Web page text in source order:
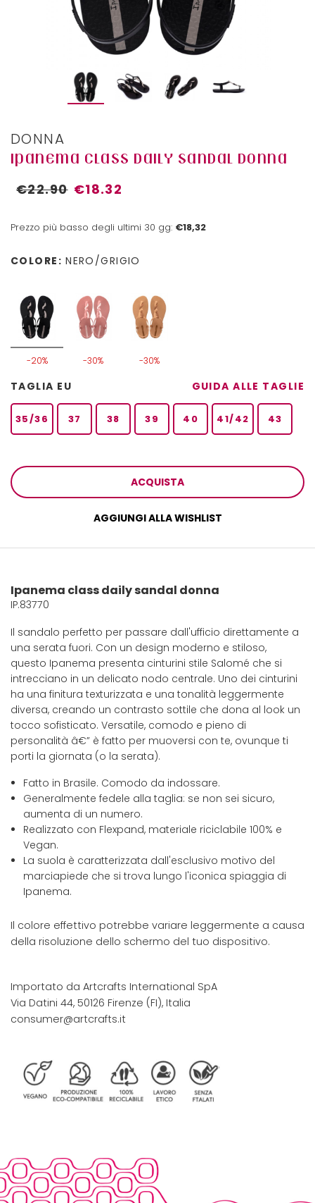
DONNA
IPANEMA CLASS DAILY SANDAL DONNA
€22.90 €18.32
Prezzo più basso degli ultimi 30 gg: €18,32
COLORE: NERO/GRIGIO
-20% -30% -30%
TAGLIA EU GUIDA ALLE TAGLIE
35/36 37 38 39 40 41/42 43
ACQUISTA
AGGIUNGI ALLA WISHLIST
Ipanema class daily sandal donna
IP.83770
Il sandalo perfetto per passare dall'ufficio direttamente a
una serata fuori. Con un design moderno e stiloso,
questo Ipanema presenta cinturini stile Salomé che si
intrecciano in un delicato nodo centrale. Uno dei cinturini
ha una finitura texturizzata e una tonalità leggermente
diversa, creando un contrasto sottile che dona al look un
tocco sofisticato. Versatile, comodo e pieno di
personalità â€” è fatto per muoversi con te, ovunque ti
porti la giornata (o la serata).
Fatto in Brasile. Comodo da indossare.
Generalmente fedele alla taglia: se non sei sicuro,
aumenta di un numero.
Realizzato con Flexpand, materiale riciclabile 100% e
Vegan.
La suola è caratterizzata dall'esclusivo motivo del
marciapiede che si trova lungo l'iconica spiaggia di
Ipanema.
Il colore effettivo potrebbe variare leggermente a causa
della risoluzione dello schermo del tuo dispositivo.
Importato da Artcrafts International SpA
Via Datini 44, 50126 Firenze (FI), Italia
consumer@artcrafts.it